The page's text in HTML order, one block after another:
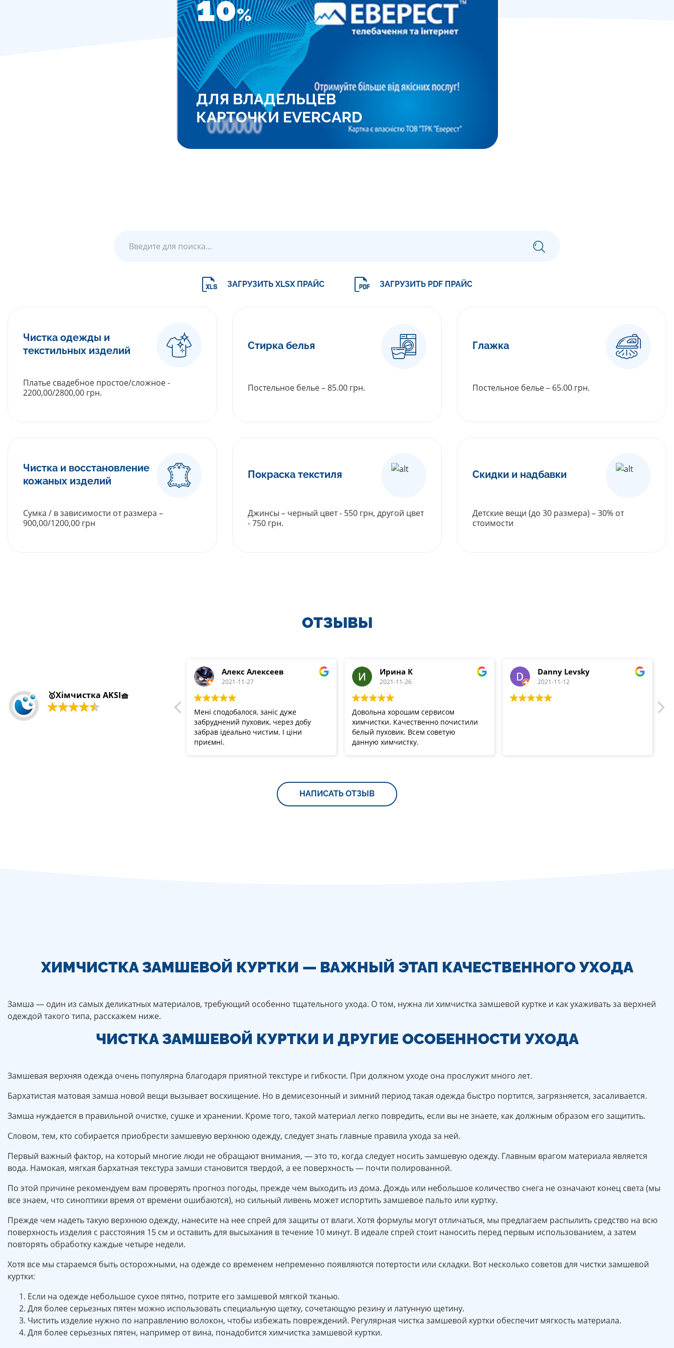
10%
ДЛЯ ВЛАДЕЛЬЦЕВ
КАРТОЧКИ EVERCARD
ЗАГРУЗИТЬ XLSX ПРАЙС ЗАГРУЗИТЬ PDF ПРАЙС
Чистка одежды и
текстильных изделий
Платье свадебное простое/сложное -
2200,00/2800,00 грн.
Стирка белья
Постельное белье – 85.00 грн.
Глажка
Постельное белье – 65.00 грн.
Чистка и восстановление
кожаных изделий
Сумка / в зависимости от размера –
900,00/1200,00 грн
Покраска текстиля
Джинсы – черный цвет - 550 грн, другой цвет
- 750 грн.
Скидки и надбавки
Детские вещи (до 30 размера) – 30% от
стоимости
ОТЗЫВЫ
🥇Хімчистка AKSI🧺
Алекс Алексеев
2021-11-27
Мені сподобалося, заніс дуже
забруднений пуховик, через добу
забрав ідеально чистим. І ціни
приємні.
Ирина К
2021-11-26
Довольна хорошим сервисом
химчистки. Качественно почистили
белый пуховик. Всем советую
данную химчистку.
Danny Levsky
2021-11-12
НАПИСАТЬ ОТЗЫВ
ХИМЧИСТКА ЗАМШЕВОЙ КУРТКИ — ВАЖНЫЙ ЭТАП КАЧЕСТВЕННОГО УХОДА
Замша — один из самых деликатных материалов, требующий особенно тщательного ухода. О том, нужна ли химчистка замшевой куртке и как ухаживать за верхней
одеждой такого типа, расскажем ниже.
ЧИСТКА ЗАМШЕВОЙ КУРТКИ И ДРУГИЕ ОСОБЕННОСТИ УХОДА
Замшевая верхняя одежда очень популярна благодаря приятной текстуре и гибкости. При должном уходе она прослужит много лет.
Бархатистая матовая замша новой вещи вызывает восхищение. Но в демисезонный и зимний период такая одежда быстро портится, загрязняется, засаливается.
Замша нуждается в правильной очистке, сушке и хранении. Кроме того, такой материал легко повредить, если вы не знаете, как должным образом его защитить.
Словом, тем, кто собирается приобрести замшевую верхнюю одежду, следует знать главные правила ухода за ней.
Первый важный фактор, на который многие люди не обращают внимания, — это то, когда следует носить замшевую одежду. Главным врагом материала является
вода. Намокая, мягкая бархатная текстура замши становится твердой, а ее поверхность — почти полированной.
По этой причине рекомендуем вам проверять прогноз погоды, прежде чем выходить из дома. Дождь или небольшое количество снега не означают конец света (мы
все знаем, что синоптики время от времени ошибаются), но сильный ливень может испортить замшевое пальто или куртку.
Прежде чем надеть такую верхнюю одежду, нанесите на нее спрей для защиты от влаги. Хотя формулы могут отличаться, мы предлагаем распылить средство на всю
поверхность изделия с расстояния 15 см и оставить для высыхания в течение 10 минут. В идеале спрей стоит наносить перед первым использованием, а затем
повторять обработку каждые четыре недели.
Хотя все мы стараемся быть осторожными, на одежде со временем непременно появляются потертости или складки. Вот несколько советов для чистки замшевой
куртки:
Если на одежде небольшое сухое пятно, потрите его замшевой мягкой тканью.
Для более серьезных пятен можно использовать специальную щетку, сочетающую резину и латунную щетину.
Чистить изделие нужно по направлению волокон, чтобы избежать повреждений. Регулярная чистка замшевой куртки обеспечит мягкость материала.
Для более серьезных пятен, например от вина, понадобится химчистка замшевой куртки.